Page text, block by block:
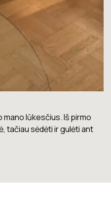
jokių nusiskundimų.